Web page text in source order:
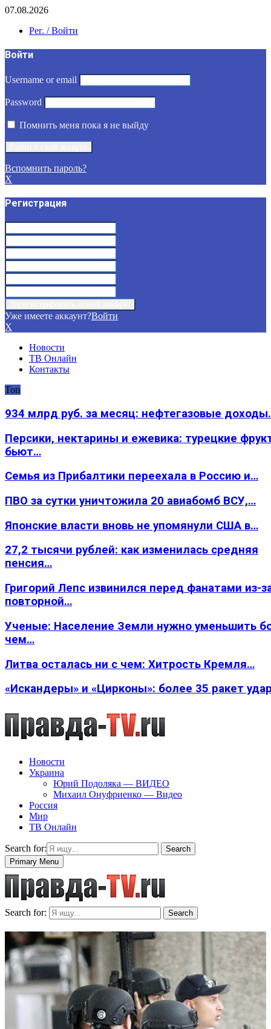
07.08.2026
Рег. / Войти
Войти
Username or email
Password
Помнить меня пока я не выйду
Вспомнить пароль?
X
Регистрация
Уже имеете аккаунт?Войти
X
Новости
ТВ Онлайн
Контакты
Топ
934 млрд руб. за месяц: нефтегазовые
Персики, нектарины и ежевика: турецкие
бьют…
Семья из Прибалтики переехала в Россию и…
ПВО за сутки уничтожила 20 авиабомб ВСУ,…
Японские власти вновь не упомянули США в…
27,2 тысячи рублей: как изменилась средняя
пенсия…
Григорий Лепс извинился перед фанатами из-
повторной…
Ученые: Население Земли нужно уменьшить
чем…
Литва осталась ни с чем: Хитрость Кремля…
«Искандеры» и «Цирконы»: более 35 ракет
Новости
Украина
Юрий Подоляка — ВИДЕО
Михаил Онуфриенко — Видео
Россия
Мир
ТВ Онлайн
Search for:
Search
Primary Menu
Search for: Search